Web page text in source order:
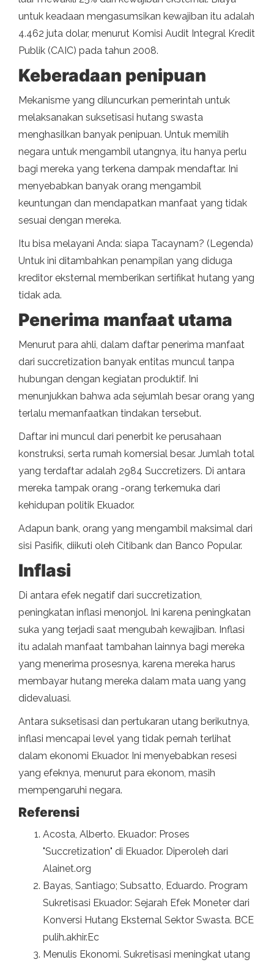
untuk keadaan mengasumsikan kewajiban itu adalah
4.462 juta dolar, menurut Komisi Audit Integral Kredit
Publik (CAIC) pada tahun 2008.
Keberadaan penipuan
Mekanisme yang diluncurkan pemerintah untuk
melaksanakan suksetisasi hutang swasta
menghasilkan banyak penipuan. Untuk memilih
negara untuk mengambil utangnya, itu hanya perlu
bagi mereka yang terkena dampak mendaftar. Ini
menyebabkan banyak orang mengambil
keuntungan dan mendapatkan manfaat yang tidak
sesuai dengan mereka.
Itu bisa melayani Anda: siapa Tacaynam? (Legenda)
Untuk ini ditambahkan penampilan yang diduga
kreditor eksternal memberikan sertifikat hutang yang
tidak ada.
Penerima manfaat utama
Menurut para ahli, dalam daftar penerima manfaat
dari succretization banyak entitas muncul tanpa
hubungan dengan kegiatan produktif. Ini
menunjukkan bahwa ada sejumlah besar orang yang
terlalu memanfaatkan tindakan tersebut.
Daftar ini muncul dari penerbit ke perusahaan
konstruksi, serta rumah komersial besar. Jumlah total
yang terdaftar adalah 2984 Succretizers. Di antara
mereka tampak orang -orang terkemuka dari
kehidupan politik Ekuador.
Adapun bank, orang yang mengambil maksimal dari
sisi Pasifik, diikuti oleh Citibank dan Banco Popular.
Inflasi
Di antara efek negatif dari succretization,
peningkatan inflasi menonjol. Ini karena peningkatan
suka yang terjadi saat mengubah kewajiban. Inflasi
itu adalah manfaat tambahan lainnya bagi mereka
yang menerima prosesnya, karena mereka harus
membayar hutang mereka dalam mata uang yang
didevaluasi.
Antara suksetisasi dan pertukaran utang berikutnya,
inflasi mencapai level yang tidak pernah terlihat
dalam ekonomi Ekuador. Ini menyebabkan resesi
yang efeknya, menurut para ekonom, masih
mempengaruhi negara.
Referensi
Acosta, Alberto. Ekuador: Proses
"Succretization" di Ekuador. Diperoleh dari
Alainet.org
Bayas, Santiago; Subsatto, Eduardo. Program
Sukretisasi Ekuador: Sejarah Efek Moneter dari
Konversi Hutang Eksternal Sektor Swasta. BCE
pulih.akhir.Ec
Menulis Ekonomi. Sukretisasi meningkat utang